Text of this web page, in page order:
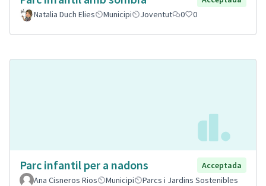
Natalia Duch Elies
Municipi Joventut 0 0
Parc infantil per a nadons
Acceptada
Ana Cisneros Rios
Municipi
Parcs i Jardins Sostenibles